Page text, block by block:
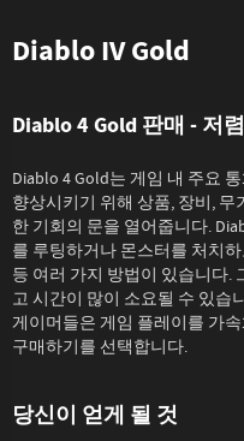
Diablo IV Gold
Diablo 4 Gold 판매 - 저
Diablo 4 Gold는 게임 내 주요
향상시키기 위해 상품, 장비,
한 기회의 문을 열어줍니다.
를 루팅하거나 몬스터를 처치
등 여러 가지 방법이 있습니다.
고 시간이 많이 소요될 수 있습
게이머들은 게임 플레이를 가
구매하기를 선택합니다.
당신이 얻게 될 것